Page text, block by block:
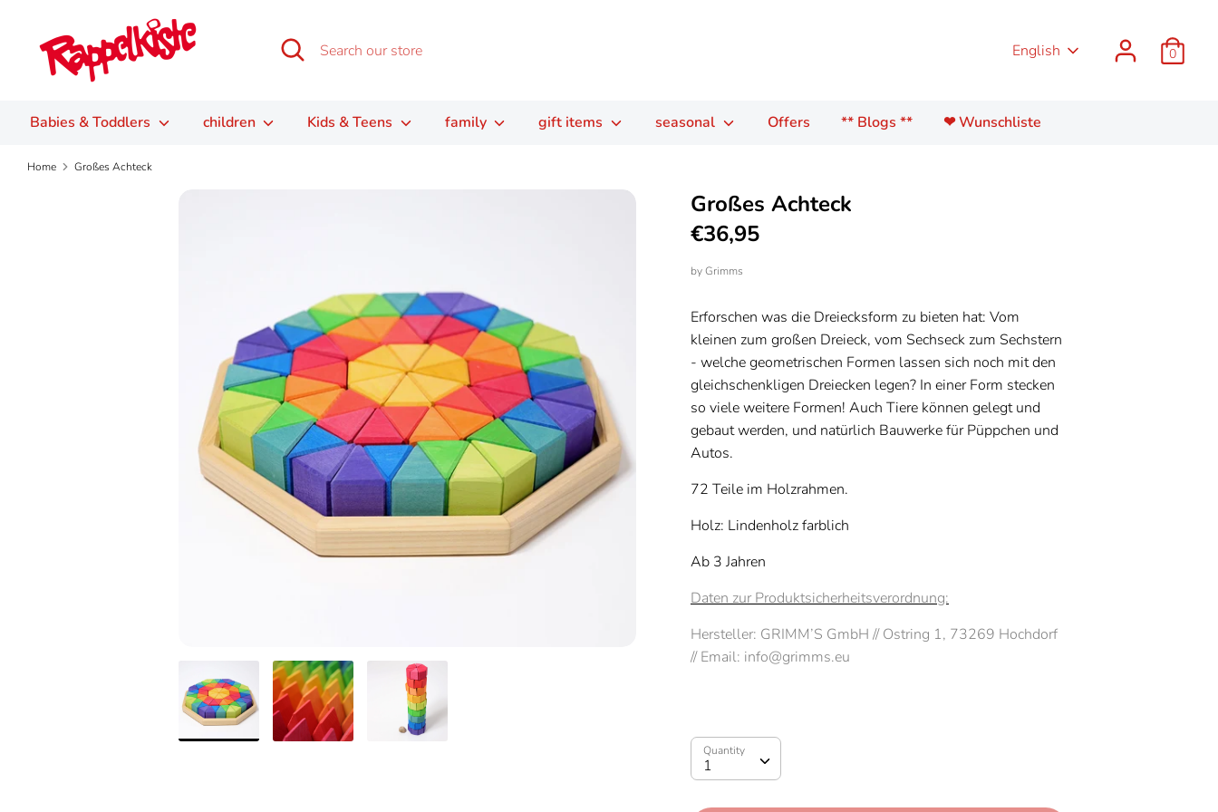
content
Search
Search
our
Language
English 0
Babies & Toddlers children Kids & Teens family gift items seasonal Offers ** Blogs ** ❤ Wunschliste
Home Großes Achteck
Großes Achteck
€36,95
byGrimms
Erforschen was die Dreiecksform zu bieten hat: Vom
kleinen zum großen Dreieck, vom Sechseck zum Sechstern
- welche geometrischen Formen lassen sich noch mit den
gleichschenkligen Dreiecken legen? In einer Form stecken
so viele weitere Formen! Auch Tiere können gelegt und
gebaut werden, und natürlich Bauwerke für Püppchen und
Autos.
72 Teile im Holzrahmen.
Holz: Lindenholz farblich
Ab 3 Jahren
Daten zur Produktsicherheitsverordnung:
Hersteller: GRIMM’S GmbH //Ostring 1, 73269 Hochdorf
// Email: info@grimms.eu
Quantity
1
Quantity